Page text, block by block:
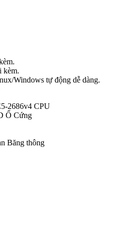
kèm.
Windows tự động dễ dàng.
2686v4 CPU
Ổ Cứng
Băng thông